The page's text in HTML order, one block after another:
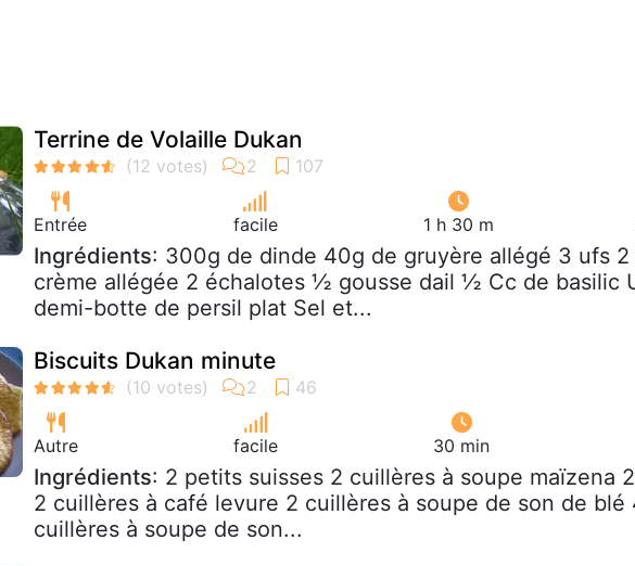
Terrine de Volaille Dukan
Entrée facile 1 h 30 m
Ingrédients: 300g de dinde 40g de gruyère allégé 3 ufs 2
crème allégée 2 échalotes ½ gousse dail ½ Cc de basilic
demi-botte de persil plat Sel et...
Biscuits Dukan minute
Autre facile 30 min
Ingrédients: 2 petits suisses 2 cuillères à soupe maïzena
2 cuillères à café levure 2 cuillères à soupe de son de blé
cuillères à soupe de son...